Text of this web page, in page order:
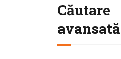
Căutare
avansată